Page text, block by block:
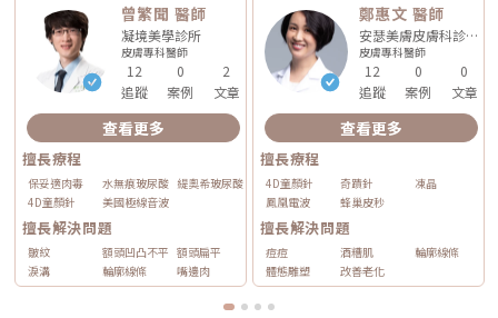
曾繁聞 醫師
凝境美學診所
皮膚專科醫師
12
追蹤
0
案例
2
文章
查看更多
擅長療程
保妥適肉毒 水無痕玻尿酸 緹奧希玻尿酸
4D童顏針
美國極線音波
擅長解決問題
皺紋 額頭凹凸不平 額頭扁平
淚溝
輪廓線條 嘴邊肉
鄭惠文 醫師
安瑟美膚皮膚科診所
皮膚專科醫師
12
追蹤
0
案例
0
文章
查看更多
擅長療程
4D童顏針 奇蹟針
凍晶
鳳凰電波
蜂巢皮秒
擅長解決問題
痘痘 酒糟肌
輪廓線條
體態雕塑
改善老化